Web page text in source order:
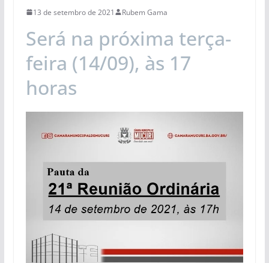
13 de setembro de 2021 Rubem Gama
Será na próxima terça-
feira (14/09), às 17
horas